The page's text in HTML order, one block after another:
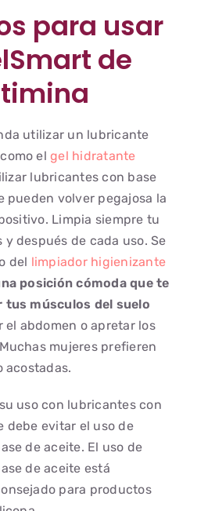
para usar
de
utilizar un lubricante
el gel hidratante
lubricantes con base
pueden volver pegajosa la
Limpia siempre tu
y después de cada uso. Se
del limpiador higienizante
posición cómoda que te
músculos del suelo
el abdomen o apretar los
mujeres prefieren
acostadas.
uso con lubricantes con
debe evitar el uso de
de aceite. El uso de
de aceite está
para productos